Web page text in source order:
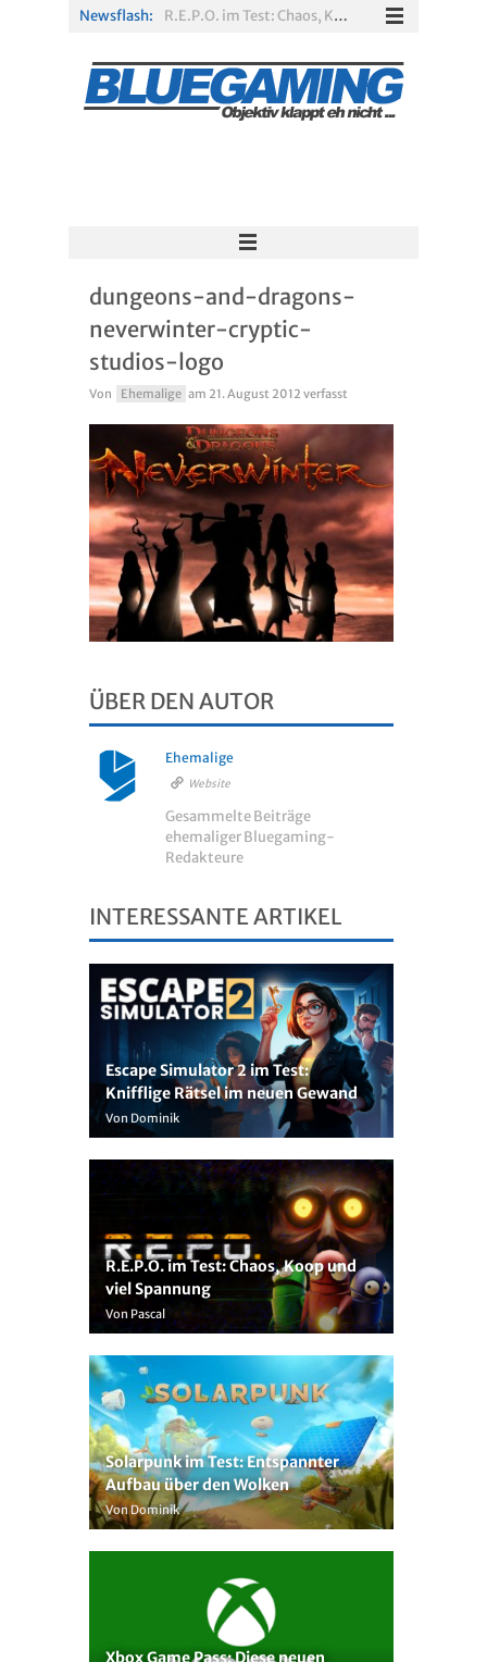
Newsflash:
R.E.P.O. im Test: Chaos, Koop und viel Spannung
„ARC Raiders“-Spieler erhalten exklusives Outfit für „The Finals“
PS Plus Extra und Premium: Erste Abgänge für August 2026 bestätigt
Escape Simulator 2 im Test: Knifflige Rätsel im neuen Gewand
dungeons-and-dragons-
neverwinter-cryptic-
studios-logo
Von Ehemalige am 21. August 2012 verfasst
ÜBER DEN AUTOR
Ehemalige
Website
Gesammelte Beiträge
ehemaliger Bluegaming-
Redakteure
INTERESSANTE ARTIKEL
Escape Simulator 2 im Test:
Knifflige Rätsel im neuen Gewand
Von Dominik
R.E.P.O. im Test: Chaos, Koop und
viel Spannung
Von Pascal
Solarpunk im Test: Entspannter
Aufbau über den Wolken
Von Dominik
Xbox Game Pass: Diese neuen